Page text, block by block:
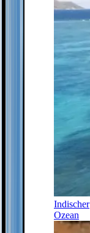
Indischer
Ozean